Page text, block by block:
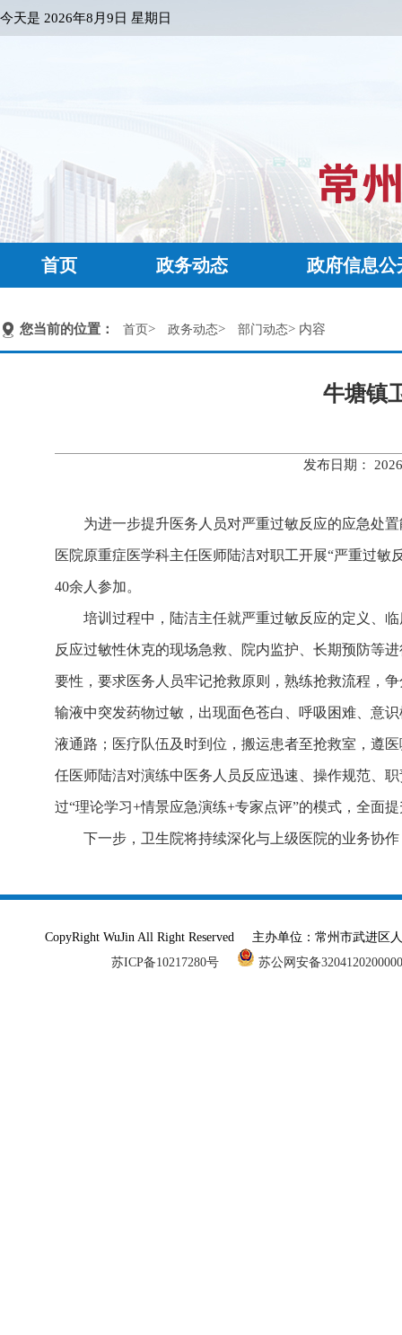
今天是 2026年8月9日 星期日
首页 政务动态 政府信息公
您当前的位置： 首页> 政务动态> 部门动态> 内容
牛塘镇
发布日期：
为进一步提升医务人员对严重过敏反应的应急处
医院原重症医学科主任医师陆洁对职工开展“严重过
40余人参加。
培训过程中，陆洁主任就严重过敏反应的定义、
反应过敏性休克的现场急救、院内监护、长期预防等
要性，要求医务人员牢记抢救原则，熟练抢救流程，
输液中突发药物过敏，出现面色苍白、呼吸困难、意
液通路；医疗队伍及时到位，搬运患者至抢救室，遵
任医师陆洁对演练中医务人员反应迅速、操作规范、
过“理论学习+情景应急演练+专家点评”的模式，全面
下一步，卫生院将持续深化与上级医院的业务协
CopyRight WuJin All Right Reserved 主办单位：常州市武进
苏ICP备10217280号
苏公网安备